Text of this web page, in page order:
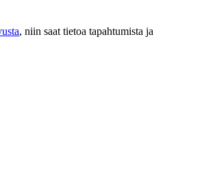
, niin saat tietoa tapahtumista ja